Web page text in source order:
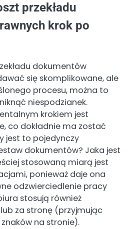
przekładu
krok po
dokumentów
się skomplikowane, ale
procesu, można to
niespodzianek.
krokiem jest
co dokładnie ma zostać
jest to pojedynczy
dokumentów? Jaka jest
stosowaną miarą jest
ponieważ daje ona
odzwierciedlenie pracy
stosują również
za stronę (przyjmując
na stronie).